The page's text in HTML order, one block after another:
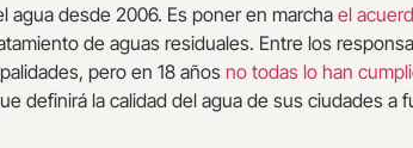
agua desde 2006. Es poner en marcha el
de aguas residuales. Entre los
pero en 18 años no todas lo han
definirá la calidad del agua de sus ciudades a